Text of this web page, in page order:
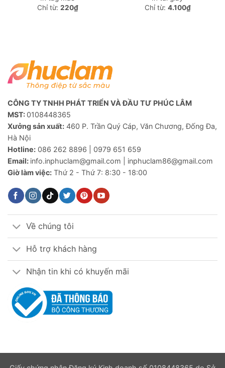
Chỉ từ: 220₫
Chỉ từ: 4.100₫
CÔNG TY TNHH PHÁT TRIỂN VÀ ĐẦU TƯ PHÚC LÂM
MST: 0108448365
Xưởng sản xuất: 460 P. Trần Quý Cáp, Văn Chương, Đống Đa,
Hà Nội
Hotline: 086 262 8896 | 0979 651 659
Email: info.inphuclam@gmail.com | inphuclam86@gmail.com
Giờ làm việc: Thứ 2 - Thứ 7: 8:30 - 18:00
Về chúng tôi
Hỗ trợ khách hàng
Nhận tin khi có khuyến mãi